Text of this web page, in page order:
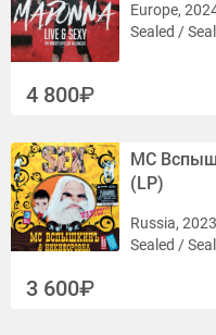
Europe,
Sealed /
4 800
MC
(LP)
Russia,
Sealed /
3 600